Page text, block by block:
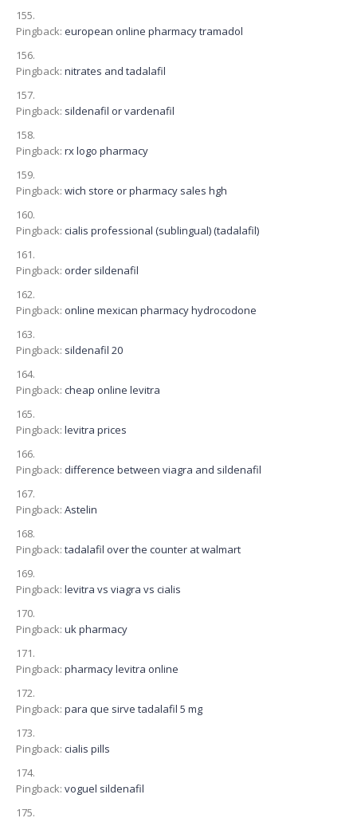
Pingback: european online pharmacy tramadol
Pingback: nitrates and tadalafil
Pingback: sildenafil or vardenafil
Pingback: rx logo pharmacy
Pingback: wich store or pharmacy sales hgh
Pingback: cialis professional (sublingual) (tadalafil)
Pingback: order sildenafil
Pingback: online mexican pharmacy hydrocodone
Pingback: sildenafil 20
Pingback: cheap online levitra
Pingback: levitra prices
Pingback: difference between viagra and sildenafil
Pingback: Astelin
Pingback: tadalafil over the counter at walmart
Pingback: levitra vs viagra vs cialis
Pingback: uk pharmacy
Pingback: pharmacy levitra online
Pingback: para que sirve tadalafil 5 mg
Pingback: cialis pills
Pingback: voguel sildenafil